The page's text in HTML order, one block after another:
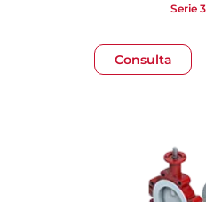
Consulta
Serie